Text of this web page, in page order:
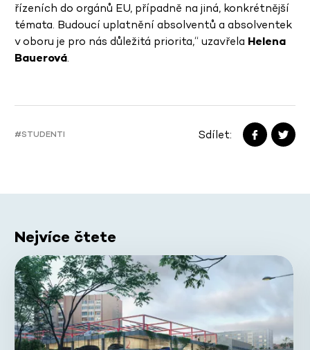
řízeních do orgánů EU, případně na jiná, konkrétnější
témata. Budoucí uplatnění absolventů a absolventek
v oboru je pro nás důležitá priorita,“ uzavřela Helena
Bauerová.
#STUDENTI Sdílet:
Nejvíce čtete